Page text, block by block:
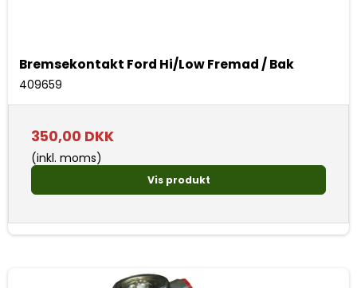
Bremsekontakt Ford Hi/Low Fremad / Bak
409659
350,00 DKK
(inkl. moms)
Vis produkt